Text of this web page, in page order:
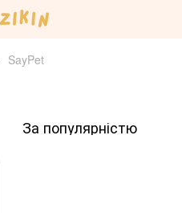
SayPet
За популярністю